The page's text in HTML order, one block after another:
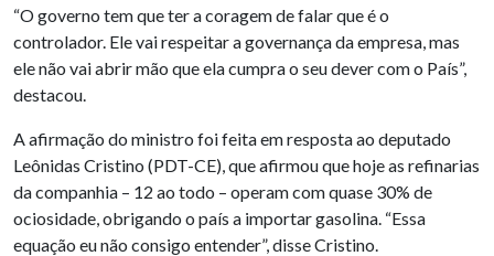
“O governo tem que ter a coragem de falar que é o
controlador. Ele vai respeitar a governança da empresa, mas
ele não vai abrir mão que ela cumpra o seu dever com o País”,
destacou.
A afirmação do ministro foi feita em resposta ao deputado
Leônidas Cristino (PDT-CE), que afirmou que hoje as refinarias
da companhia – 12 ao todo – operam com quase 30% de
ociosidade, obrigando o país a importar gasolina. “Essa
equação eu não consigo entender”, disse Cristino.